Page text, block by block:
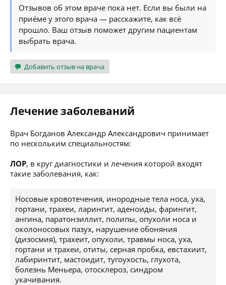
Отзывов об этом враче пока нет. Если вы были на
приёме у этого врача — расскажите, как всё
прошло. Ваш отзыв поможет другим пациентам
выбрать врача.
Добавить отзыв на врача
Лечение заболеваний
Врач Богданов Александр Александрович принимает
по нескольким специальностям:
ЛОР, в круг диагностики и лечения которой входят
такие заболевания, как:
Носовые кровотечения, инородные тела носа, уха,
гортани, трахеи, ларингит, аденоиды, фарингит,
ангина, паратонзиллит, полипы, опухоли носа и
околоносовых пазух, нарушение обоняния
(дизосмия), трахеит, опухоли, травмы носа, уха,
гортани и трахеи, отиты, серная пробка, евстахиит,
лабиринтит, мастоидит, тугоухость, глухота,
болезнь Меньера, отосклероз, синдром
укачивания.